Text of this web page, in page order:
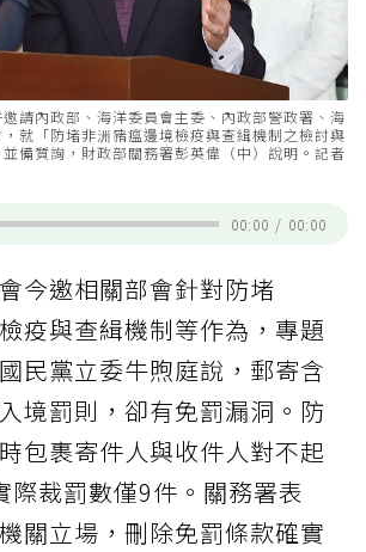
請內政部、海洋委員會主委、內政部警政署、海
就「防堵非洲豬瘟邊境檢疫與查緝機制之檢討與
備質詢，財政部關務署彭英偉（中）說明。記者
00:00 / 00:00
今邀相關部會針對防堵
疫與查緝機制等作為，專題
民黨立委牛煦庭說，郵寄含
境罰則，卻有免罰漏洞。防
包裹寄件人與收件人對不起
際裁罰數僅9件。關務署表
關立場，刪除免罰條款確實